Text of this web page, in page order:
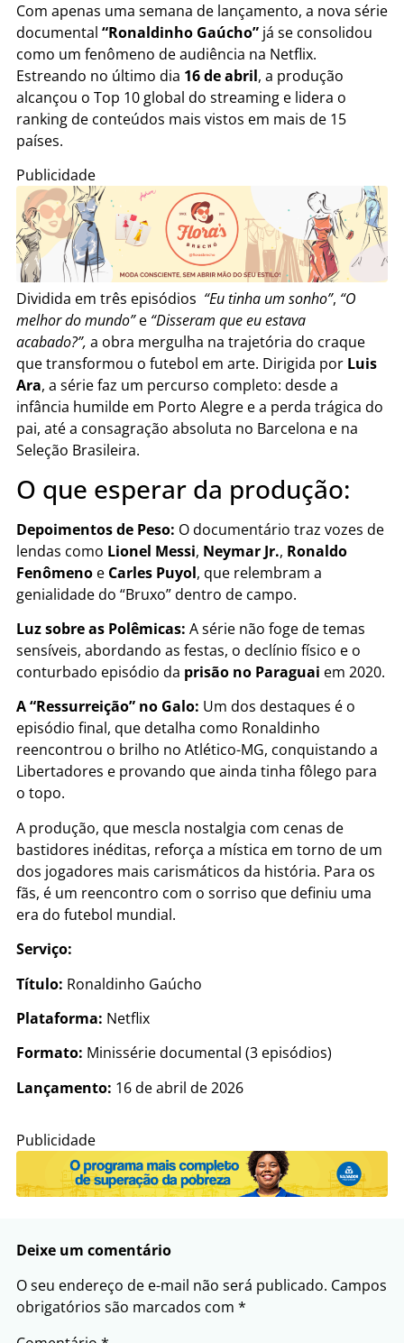
Com apenas uma semana de lançamento, a nova série
documental “Ronaldinho Gaúcho” já se consolidou
como um fenômeno de audiência na Netflix.
Estreando no último dia 16 de abril, a produção
alcançou o Top 10 global do streaming e lidera o
ranking de conteúdos mais vistos em mais de 15
países.
Publicidade
Dividida em três episódios “Eu tinha um sonho”, “O
melhor do mundo”e “Disseram que eu estava
acabado?”, a obra mergulha na trajetória do craque
que transformou o futebol em arte. Dirigida por Luis
Ara, a série faz um percurso completo: desde a
infância humilde em Porto Alegre e a perda trágica do
pai, até a consagração absoluta no Barcelona e na
Seleção Brasileira.
O que esperar da produção:
Depoimentos de Peso: O documentário traz vozes de
lendas como Lionel Messi, Neymar Jr., Ronaldo
Fenômeno e Carles Puyol, que relembram a
genialidade do “Bruxo” dentro de campo.
Luz sobre as Polêmicas: A série não foge de temas
sensíveis, abordando as festas, o declínio físico e o
conturbado episódio da prisão no Paraguai em 2020.
A “Ressurreição” no Galo: Um dos destaques é o
episódio final, que detalha como Ronaldinho
reencontrou o brilho no Atlético-MG, conquistando a
Libertadores e provando que ainda tinha fôlego para
o topo.
A produção, que mescla nostalgia com cenas de
bastidores inéditas, reforça a mística em torno de um
dos jogadores mais carismáticos da história. Para os
fãs, é um reencontro com o sorriso que definiu uma
era do futebol mundial.
Serviço:
Título: Ronaldinho Gaúcho
Plataforma: Netflix
Formato: Minissérie documental (3 episódios)
Lançamento: 16 de abril de 2026
Publicidade
Deixe um comentário
O seu endereço de e-mail não será publicado. Campos
obrigatórios são marcados com *